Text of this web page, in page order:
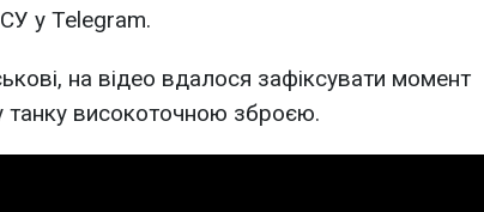
у Telegram.
на відео вдалося зафіксувати момент
високоточною зброєю.